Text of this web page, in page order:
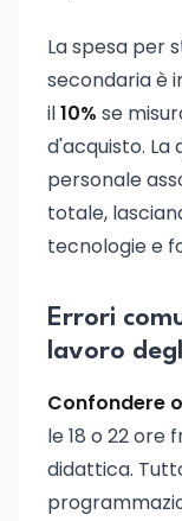
La spesa per
secondaria è
il10% se
d'acquisto. La
personale
totale,
tecnologie e
Errori
lavoro
Confondere
le 18 o 22 ore
didattica.